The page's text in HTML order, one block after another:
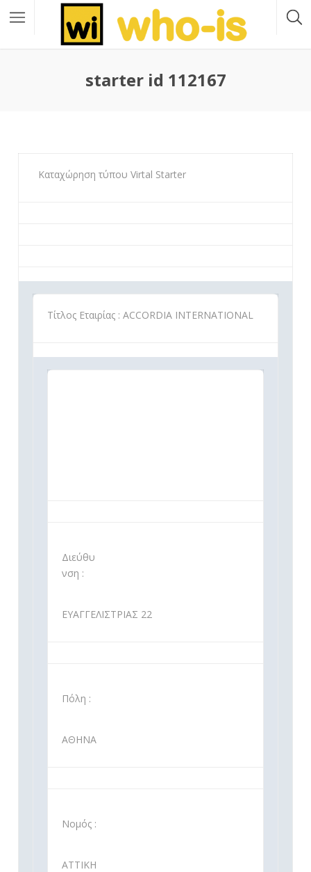
starter id 112167
Καταχώρηση τύπου Virtal Starter
Τίτλος Εταιρίας : ACCORDIA INTERNATIONAL
Διεύθυ
νση :
ΕΥΑΓΓΕΛΙΣΤΡΙΑΣ 22
Πόλη :
ΑΘΗΝΑ
Νομός :
ΑΤΤΙΚΗ